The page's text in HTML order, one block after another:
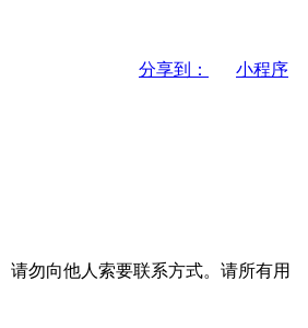
分享到：
小程序
请勿向他人索要联系方式。请所有用